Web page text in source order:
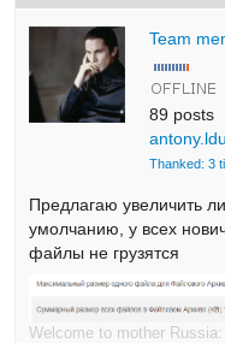
Team
89 posts
Thanked: 3
Предлагаю увеличить
умолчанию, у всех
файлы не грузятся
Welcome to mother